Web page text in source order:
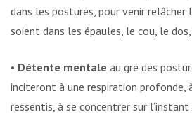
dans les postures, pour venir relâcher
soient dans les épaules, le cou, le
• Détente mentale au gré des
inciteront à une respiration profonde,
ressentis, à se concentrer sur